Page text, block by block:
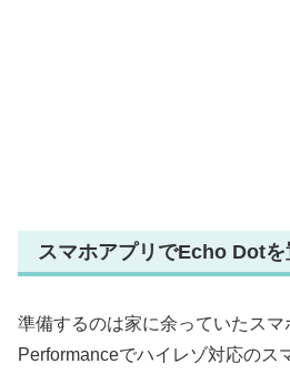
スマホアプリでEcho Dotを
準備するのは家に余っていたスマ
Performanceでハイレゾ対応のス